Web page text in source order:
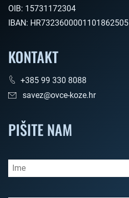
OIB: 15731172304
IBAN: HR7323600001101862505
KONTAKT
+385 99 330 8088
savez@ovce-koze.hr
PIŠITE NAM